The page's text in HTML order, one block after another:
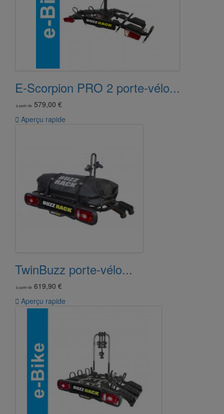
E-Scorpion PRO 2 porte-vélo...
à partir de 579,00 €
 Aperçu rapide
TwinBuzz porte-vélo...
à partir de 619,90 €
 Aperçu rapide